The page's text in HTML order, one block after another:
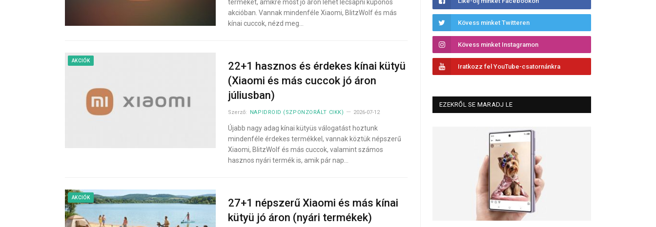
terméket, amikre most jó áron lehet lecsapni kuponos
akcióban. Vannak mindenféle Xiaomi, BlitzWolf és más
kínai cuccok, nézd meg…
AKCIÓK
22+1 hasznos és érdekes kínai kütyü
(Xiaomi és más cuccok jó áron
júliusban)
Szerző: NAPIDROID (SZPONZORÁLT CIKK) 2026-07-12
Újabb nagy adag kínai kütyüs válogatást hoztunk
mindenféle érdekes termékkel, vannak köztük népszerű
Xiaomi, BlitzWolf és más cuccok, valamint számos
hasznos nyári termék is, amik pár nap…
AKCIÓK
27+1 népszerű Xiaomi és más kínai
kütyü jó áron (nyári termékek)
Kövess minket Twitteren
Kövess minket Instagramon
Iratkozz fel YouTube-csatornánkra
EZEKRŐL SE MARADJ LE